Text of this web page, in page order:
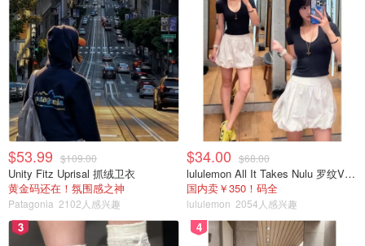
$53.99 $109.00
Unity Fitz Uprisal 抓绒卫衣
黄金码还在！氛围感之神
Patagonia 2102人感兴趣
$34.00 $68.00
lululemon All It Takes Nulu 罗纹V领短袖T恤
国内卖￥350！码全
lululemon 2054人感兴趣
3 4